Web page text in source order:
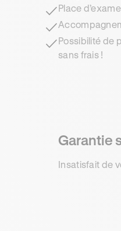
Place
Possibilité de
sans frais !
Garantie
Insatisfait de